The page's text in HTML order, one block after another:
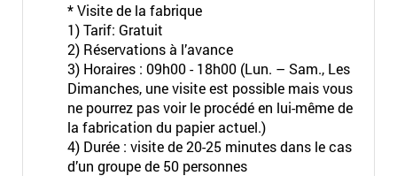
* Visite de la fabrique
1) Tarif: Gratuit
2) Réservations à l’avance
3) Horaires : 09h00 - 18h00 (Lun. – Sam., Les
Dimanches, une visite est possible mais vous
ne pourrez pas voir le procédé en lui-même de
la fabrication du papier actuel.)
4) Durée : visite de 20-25 minutes dans le cas
d’un groupe de 50 personnes